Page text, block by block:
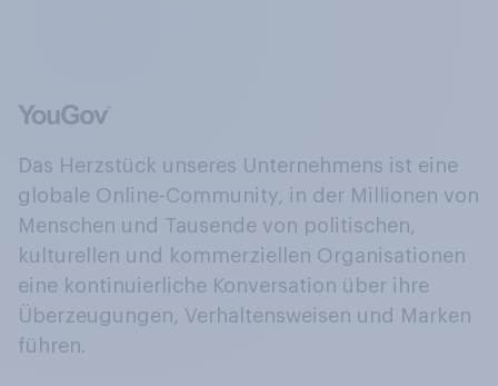
Das Herzstück unseres Unternehmens ist eine
globale Online-Community, in der Millionen von
Menschen und Tausende von politischen,
kulturellen und kommerziellen Organisationen
eine kontinuierliche Konversation über ihre
Überzeugungen, Verhaltensweisen und Marken
führen.